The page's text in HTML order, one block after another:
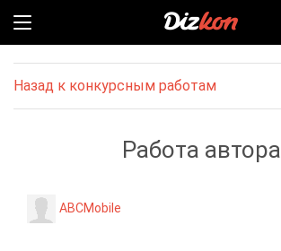
Назад к конкурсным работам
Работа автора
ABCMobile